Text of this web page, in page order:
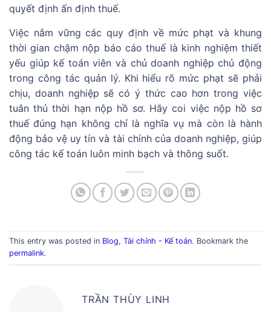
quyết định ấn định thuế.
Việc nắm vững các quy định về mức phạt và khung
thời gian chậm nộp báo cáo thuế là kinh nghiệm thiết
yếu giúp kế toán viên và chủ doanh nghiệp chủ động
trong công tác quản lý. Khi hiểu rõ mức phạt sẽ phải
chịu, doanh nghiệp sẽ có ý thức cao hơn trong việc
tuân thủ thời hạn nộp hồ sơ. Hãy coi việc nộp hồ sơ
thuế đúng hạn không chỉ là nghĩa vụ mà còn là hành
động bảo vệ uy tín và tài chính của doanh nghiệp, giúp
công tác kế toán luôn minh bạch và thông suốt.
This entry was posted in Blog, Tài chính - Kế toán. Bookmark the
permalink.
TRẦN THÙY LINH